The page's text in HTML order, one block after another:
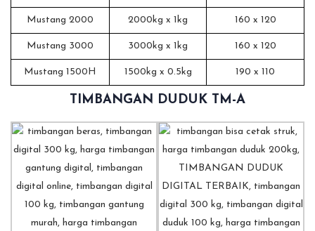
Mustang 2000 2000kg x 1kg 160 x 120
Mustang 3000 3000kg x 1kg 160 x 120
Mustang 1500H 1500kg x 0.5kg 190 x 110
TIMBANGAN DUDUK TM-A